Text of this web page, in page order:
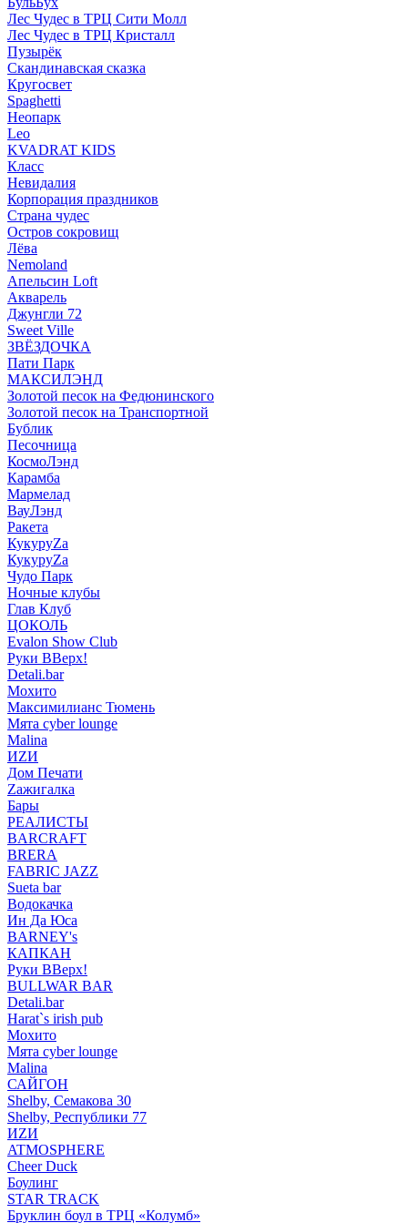
Лес Чудес в ТРЦ Сити Молл
Лес Чудес в ТРЦ Кристалл
Пузырëк
Скандинавская сказка
Кругосвет
Spaghetti
Неопарк
Leo
KVADRAT KIDS
Класс
Невидалия
Корпорация праздников
Страна чудес
Остров сокровищ
Лёва
Nemoland
Апельсин Loft
Акварель
Джунгли 72
Sweet Ville
ЗВЁЗДОЧКА
Пати Парк
МАКСИЛЭНД
Золотой песок на Федюнинского
Золотой песок на Транспортной
Бублик
Песочница
КосмоЛэнд
Карамба
Мармелад
ВауЛэнд
Ракета
КукуруZа
КукуруZа
Чудо Парк
Ночные клубы
Глав Клуб
ЦОКОЛЬ
Evalon Show Club
Руки ВВерх!
Detali.bar
Мохито
Максимилианс Тюмень
Мята cyber lounge
Malina
ИZИ
Дом Печати
Zажигалка
Бары
РЕАЛИСТЫ
BARCRAFT
BRERA
FABRIC JAZZ
Sueta bar
Водокачка
Ин Да Юса
BARNEY's
КАПКАН
Руки ВВерх!
BULLWAR BAR
Detali.bar
Harat`s irish pub
Мохито
Мята cyber lounge
Malina
САЙГОН
Shelby, Семакова 30
Shelby, Республики 77
ИZИ
ATMOSPHERE
Cheer Duck
Боулинг
STAR TRACK
Бруклин боул в ТРЦ «Колумб»